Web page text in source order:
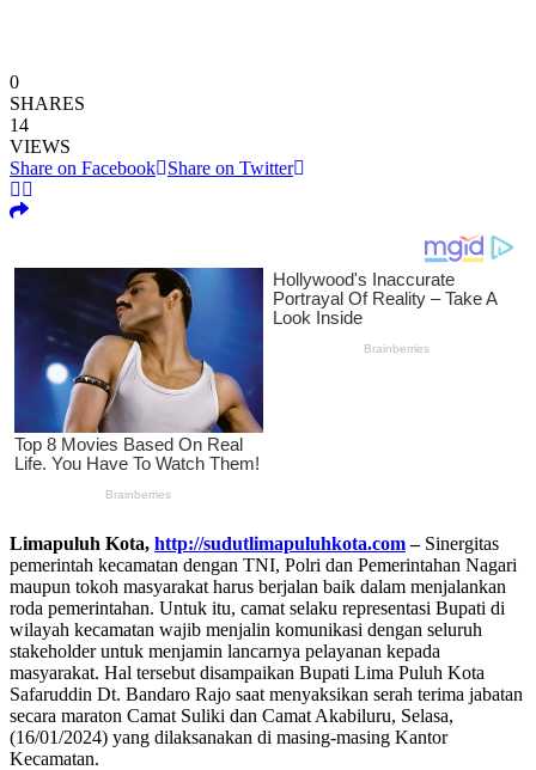
0
SHARES
14
VIEWS
Share on Facebook
Share on Twitter
Limapuluh Kota, http://sudutlimapuluhkota.com–Sinergitas
pemerintah kecamatan dengan TNI, Polri dan Pemerintahan Nagari
maupun tokoh masyarakat harus berjalan baik dalam menjalankan
roda pemerintahan. Untuk itu, camat selaku representasi Bupati di
wilayah kecamatan wajib menjalin komunikasi dengan seluruh
stakeholder untuk menjamin lancarnya pelayanan kepada
masyarakat. Hal tersebut disampaikan Bupati Lima Puluh Kota
Safaruddin Dt. Bandaro Rajo saat menyaksikan serah terima jabatan
secara maraton Camat Suliki dan Camat Akabiluru, Selasa,
(16/01/2024) yang dilaksanakan di masing-masing Kantor
Kecamatan.